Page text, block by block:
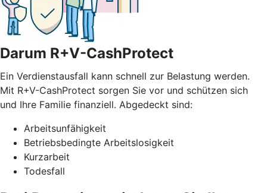
Darum R+V-CashProtect
Ein Verdienstausfall kann schnell zur Belastung werden.
Mit R+V-CashProtect sorgen Sie vor und schützen sich
und Ihre Familie finanziell. Abgedeckt sind:
Arbeitsunfähigkeit
Betriebsbedingte Arbeitslosigkeit
Kurzarbeit
Todesfall